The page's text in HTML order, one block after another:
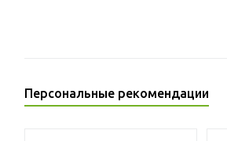
Персональные рекомендации